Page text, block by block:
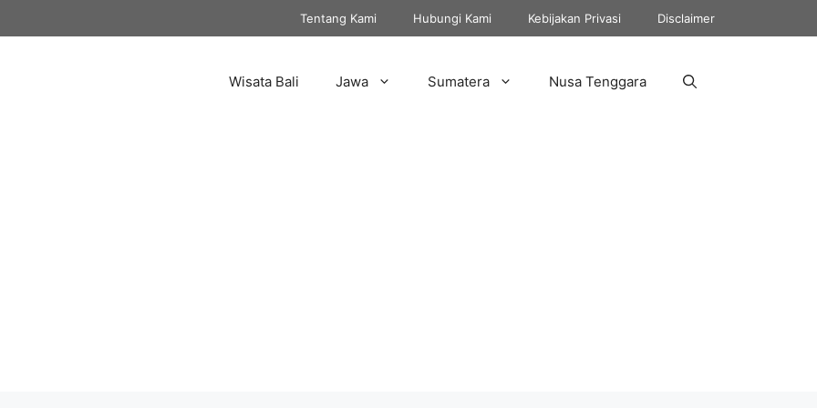
Tentang Kami Hubungi Kami Kebijakan Privasi Disclaimer
Wisata Bali Jawa Sumatera Nusa Tenggara